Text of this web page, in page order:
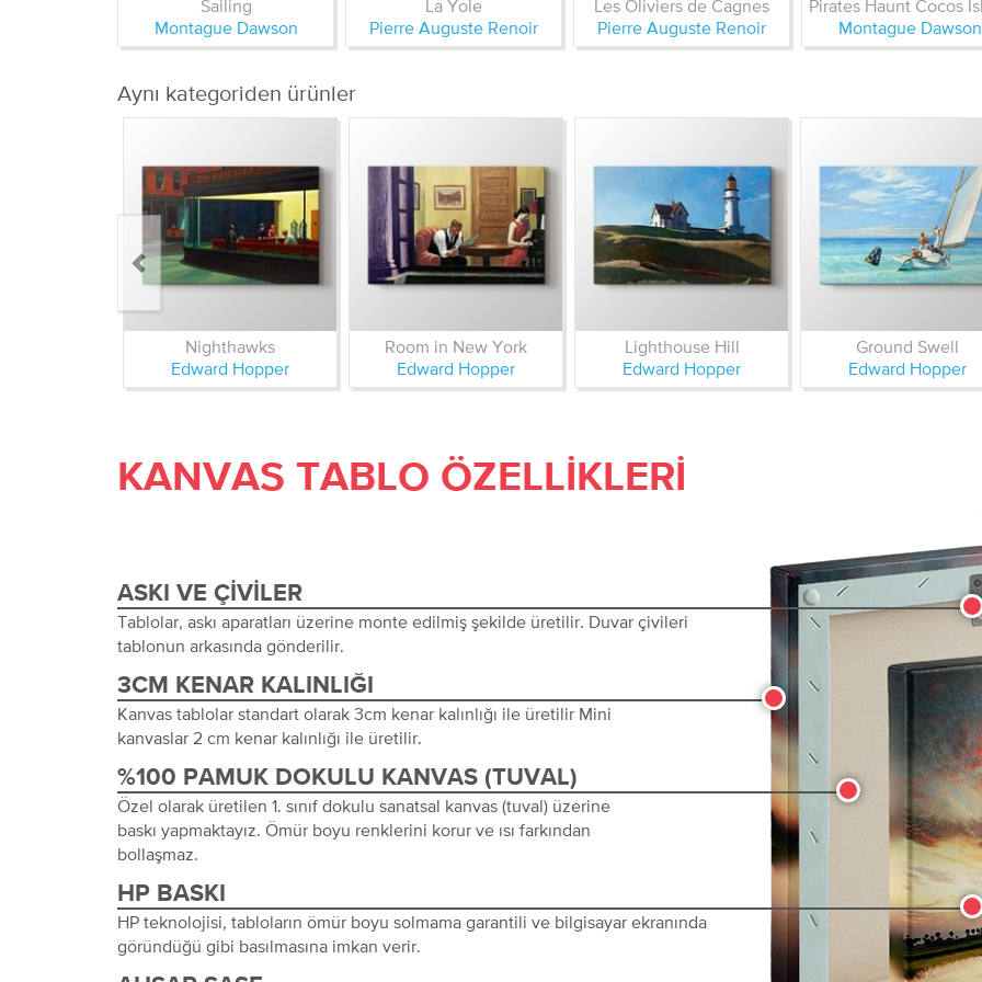
Sailing
Montague Dawson
La Yole
Pierre Auguste Renoir
Les Oliviers de Cagnes
Pierre Auguste Renoir
Montague Dawson
Aynı kategoriden ürünler
Nighthawks
Edward Hopper
Room in New York
Edward Hopper
Lighthouse Hill
Edward Hopper
Ground Swell
Edward Hopper
KANVAS TABLO ÖZELLIKLERI
ASKI VE ÇIVILER
Tablolar, askı aparatları üzerine monte edilmiş şekilde üretilir. Duvar çivileri
tablonun arkasında gönderilir.
3CM KENAR KALINLIĞI
Kanvas tablolar standart olarak 3cm kenar kalınlığı ile üretilir Mini
kanvaslar 2 cm kenar kalınlığı ile üretilir.
%100 PAMUK DOKULU KANVAS (TUVAL)
Özel olarak üretilen 1. sınıf dokulu sanatsal kanvas (tuval) üzerine
baskı yapmaktayız. Ömür boyu renklerini korur ve ısı farkından
bollaşmaz.
HP BASKI
HP teknolojisi, tabloların ömür boyu solmama garantili ve bilgisayar ekranında
göründüğü gibi basılmasına imkan verir.